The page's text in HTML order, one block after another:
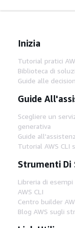
Inizia
Tutorial pratici
Biblioteca di
Guide alle
Guide
Scegliere un
generativa
Guide
Tutorial AWS CLI
Strumenti Di
Libreria di esempi
AWS CLI
Centro builder
Blog AWS sugli